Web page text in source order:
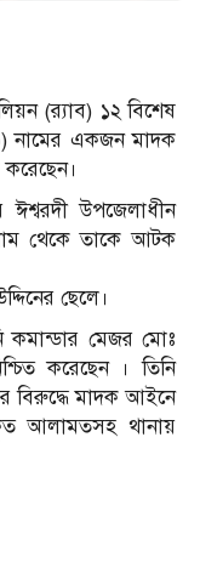
(র‍্যাব) ১২ বিশেষ
নামের একজন মাদক
উপজেলাধীন
থেকে তাকে আটক
ছেলে।
কমান্ডার মেজর মোঃ
করেছেন । তিনি
বিরুদ্ধে মাদক আইনে
আলামতসহ থানায়